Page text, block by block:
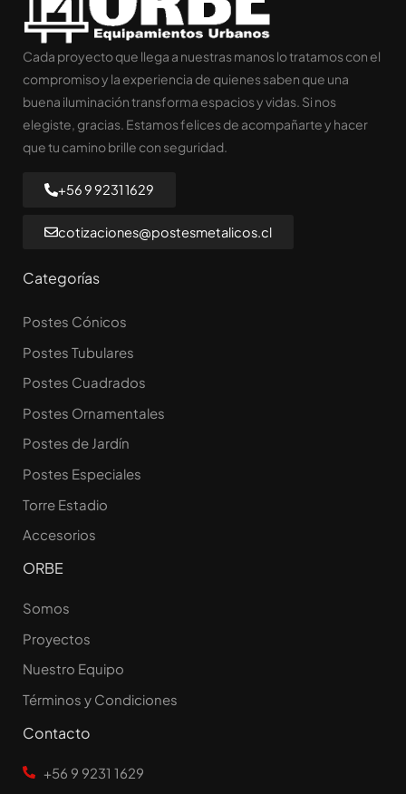
Cada proyecto que llega a nuestras manos lo tratamos con el
compromiso y la experiencia de quienes saben que una
buena iluminación transforma espacios y vidas. Si nos
elegiste, gracias. Estamos felices de acompañarte y hacer
que tu camino brille con seguridad.
+56 9 9231 1629
cotizaciones@postesmetalicos.cl
Categorías
Postes Cónicos
Postes Tubulares
Postes Cuadrados
Postes Ornamentales
Postes de Jardín
Postes Especiales
Torre Estadio
Accesorios
ORBE
Somos
Proyectos
Nuestro Equipo
Términos y Condiciones
Contacto
+56 9 9231 1629